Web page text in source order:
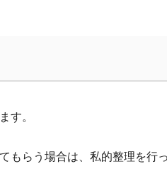
す。
もらう場合は、私的整理を行